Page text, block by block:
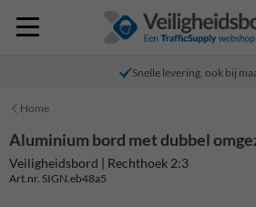
Snelle levering, ook bij
Home
Aluminium bord met dubbel
Veiligheidsbord | Rechthoek 2:3
Art.nr. SIGN.eb48a5